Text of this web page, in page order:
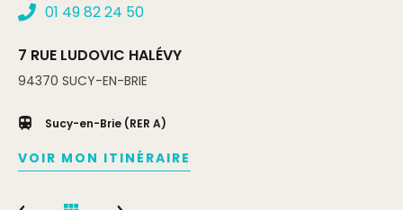
01 49 82 24 50
7 RUE LUDOVIC HALÉVY
94370 SUCY-EN-BRIE
Sucy-en-Brie (RER A)
VOIR MON ITINÉRAIRE